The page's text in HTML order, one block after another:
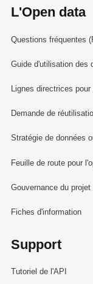
L'Open data
Questions fréquentes
Guide d'utilisation des
Lignes directrices
Demande de
Stratégie de données
Feuille de route pour
Gouvernance du projet
Fiches d'information
Support
Tutoriel de l'API